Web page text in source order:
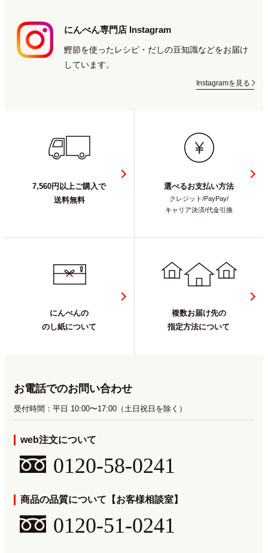
にんべん専門店 Instagram
鰹節を使ったレシピ・だしの豆知識などをお届け
しています。
Instagramを見る
7,560円以上ご購入で
送料無料
選べるお支払い方法
クレジット/PayPay/
キャリア決済/代金引換
にんべんの
のし紙について
複数お届け先の
指定方法について
お電話でのお問い合わせ
受付時間：平日 10:00〜17:00（土日祝日を除く）
web注文について
0120-58-0241
商品の品質について【お客様相談室】
0120-51-0241